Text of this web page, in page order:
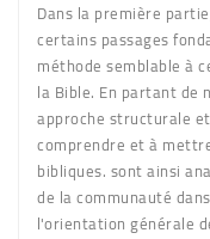
Dans la première
certains passages
méthode semblable à
la Bible. En partant
approche structurale
comprendre et à
bibliques. sont ainsi
de la communauté
l'orientation générale